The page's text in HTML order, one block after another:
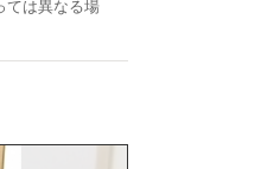
ては異なる場